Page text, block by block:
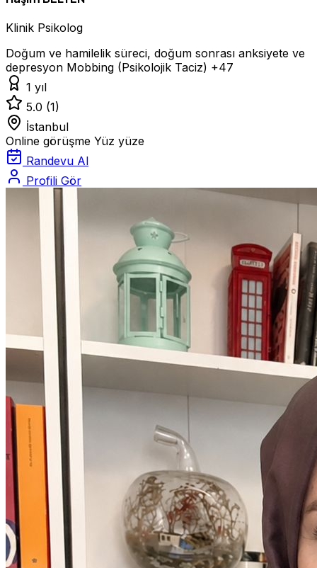
Klinik Psikolog
Doğum ve hamilelik süreci, doğum sonrası anksiyete ve
depresyon Mobbing (Psikolojik Taciz) +47
1 yıl
5.0 (1)
İstanbul
Online görüşme Yüz yüze
Randevu Al
Profili Gör